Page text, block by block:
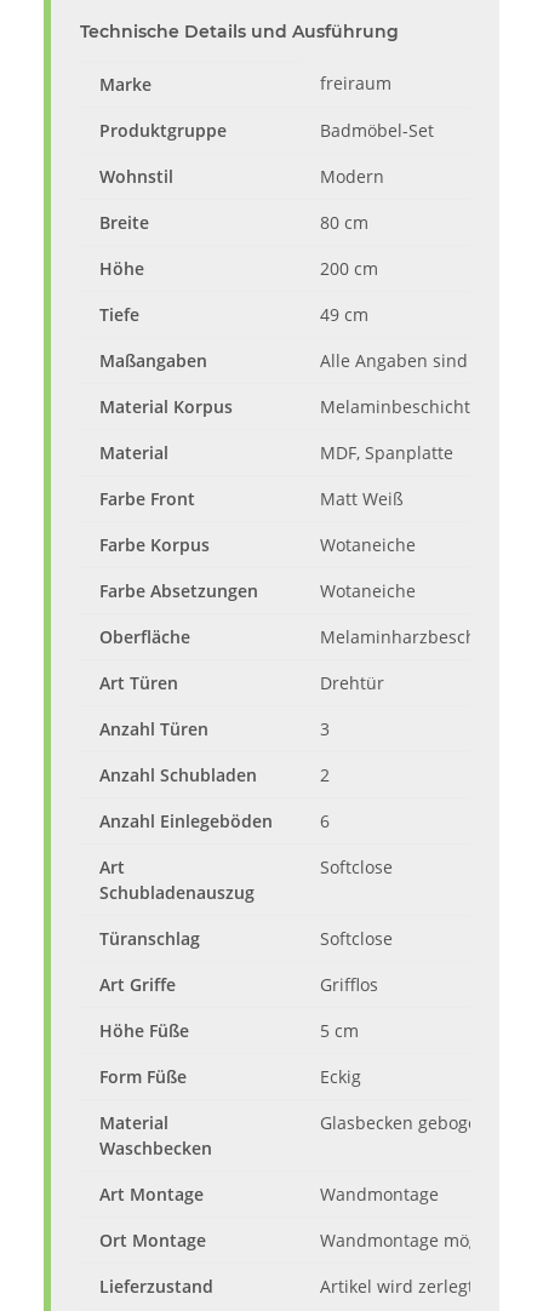
Technische Details und Ausführung
Marke freiraum
Produktgruppe
Badmöbel-Set
Wohnstil
Modern
Breite
80 cm
Höhe
200 cm
Tiefe
49 cm
Maßangaben
Alle Angaben sind ca.-
Material Korpus
Melaminbeschichtete
Material
MDF, Spanplatte
Farbe Front
Matt Weiß
Farbe Korpus
Wotaneiche
Farbe Absetzungen
Wotaneiche
Oberfläche
Melaminharzbeschichtet,
Art Türen
Drehtür
Anzahl Türen
3
Anzahl Schubladen
2
Anzahl Einlegeböden
6
Art
Schubladenauszug
Softclose
Türanschlag
Softclose
Art Griffe
Grifflos
Höhe Füße
5 cm
Form Füße
Eckig
Material
Waschbecken
Glasbecken gebogen
Art Montage
Wandmontage
Ort Montage
Wandmontage möglich
Lieferzustand
Artikel wird zerlegt mit